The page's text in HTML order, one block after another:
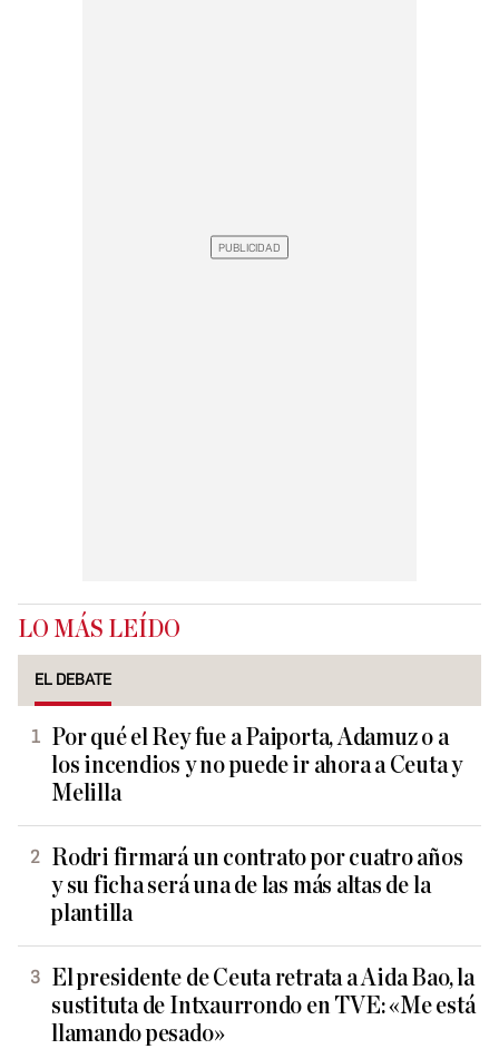
LO MÁS LEÍDO
EL DEBATE
Por qué el Rey fue a Paiporta, Adamuz o a
los incendios y no puede ir ahora a Ceuta y
Melilla
Rodri firmará un contrato por cuatro años
y su ficha será una de las más altas de la
plantilla
El presidente de Ceuta retrata a Aida Bao, la
sustituta de Intxaurrondo en TVE: «Me está
llamando pesado»